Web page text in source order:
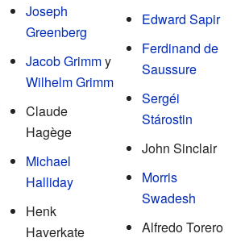
Joseph
Greenberg
Jacob Grimmy
Wilhelm Grimm
Claude
Hagège
Michael
Halliday
Henk
Haverkate
Edward Sapir
Ferdinand de
Saussure
Sergéi
Stárostin
John Sinclair
Morris
Swadesh
Alfredo Torero